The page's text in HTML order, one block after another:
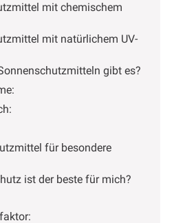
mit chemischem
mit natürlichem UV-
gibt es?
für besondere
ist der beste für mich?